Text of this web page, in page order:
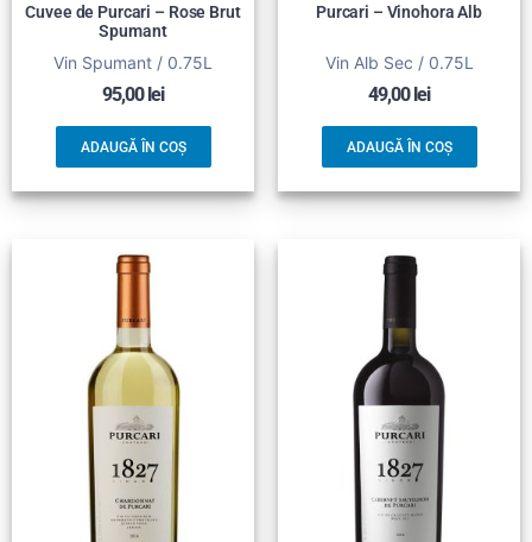
Cuvee de Purcari – Rose Brut
Spumant
Vin Spumant / 0.75L
95,00lei
ADAUGĂ ÎN COȘ
Purcari – Vinohora Alb
Vin Alb Sec / 0.75L
49,00lei
ADAUGĂ ÎN COȘ